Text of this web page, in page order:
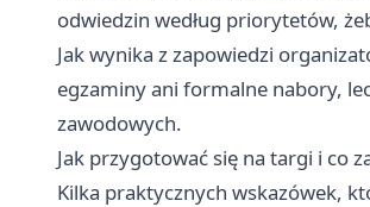
odwiedzin według priorytetów,
Jak wynika z zapowiedzi
egzaminy ani formalne nabory,
zawodowych.
Jak przygotować się na targi i co
Kilka praktycznych wskazówek,